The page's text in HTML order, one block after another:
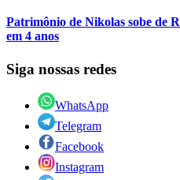
Patrimônio de Nikolas sobe de
em 4 anos
Siga nossas redes
WhatsApp
Telegram
Facebook
Instagram